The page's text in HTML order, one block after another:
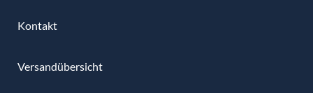
Kontakt
Versandübersicht